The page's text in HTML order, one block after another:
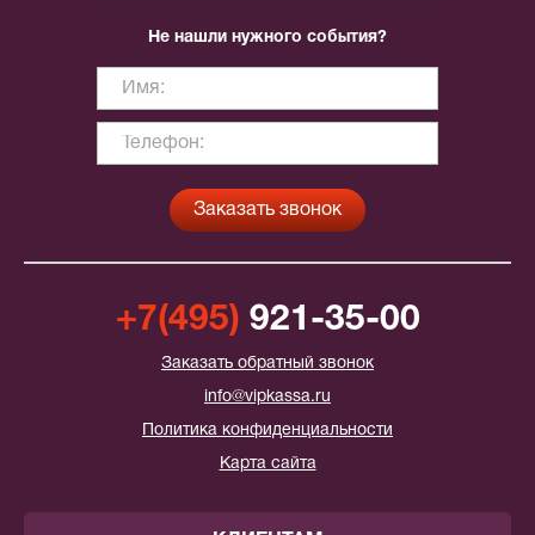
Не нашли нужного события?
+7(495) 921-35-00
Заказать обратный звонок
info@vipkassa.ru
Политика конфиденциальности
Карта сайта